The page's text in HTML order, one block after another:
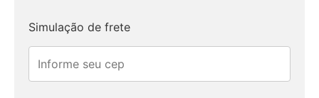
Simulação de frete